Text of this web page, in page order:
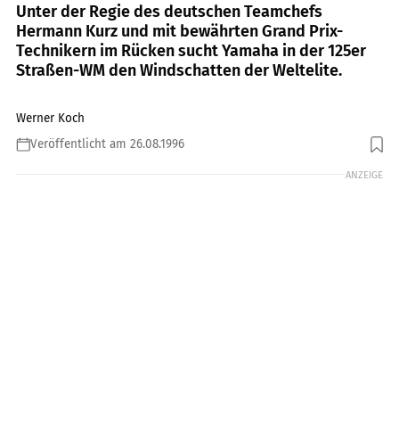
Unter der Regie des deutschen Teamchefs
Hermann Kurz und mit bewährten Grand Prix-
Technikern im Rücken sucht Yamaha in der 125er
Straßen-WM den Windschatten der Weltelite.
Werner Koch
Veröffentlicht am 26.08.1996
ANZEIGE